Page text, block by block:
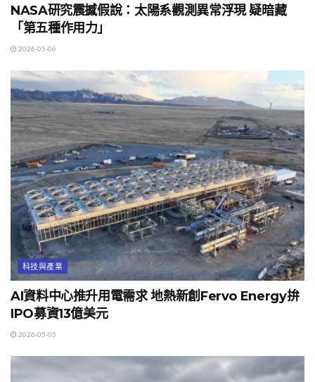
NASA研究震撼假說：太陽系觀測異常浮現 疑暗藏
「第五種作用力」
2026-05-06
科技與產業
AI資料中心推升用電需求 地熱新創Fervo Energy拚
IPO募資13億美元
2026-05-05